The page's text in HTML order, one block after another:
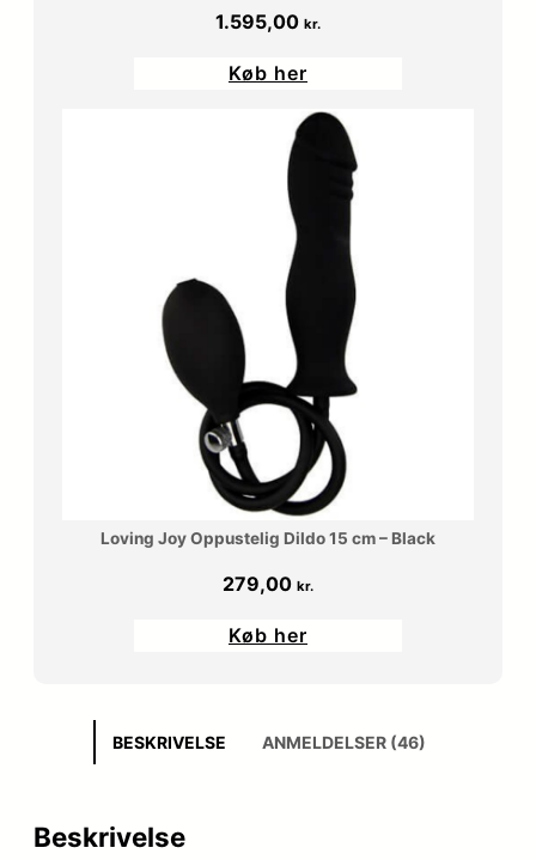
1.595,00 kr.
Køb her
Loving Joy Oppustelig Dildo 15 cm – Black
279,00 kr.
Køb her
BESKRIVELSE ANMELDELSER (46)
Beskrivelse